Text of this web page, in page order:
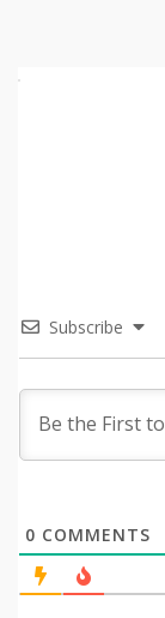
Subscribe
0 COMMENTS